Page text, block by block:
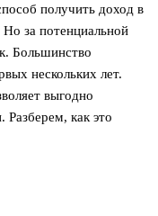
получить доход в
за потенциальной
Большинство
нескольких лет.
выгодно
Разберем, как это